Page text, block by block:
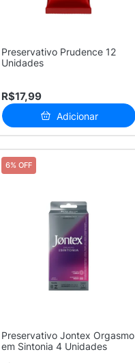
Preservativo Prudence 12
Unidades
R$17,99
Adicionar
6% OFF
Preservativo Jontex Orgasmo
em Sintonia 4 Unidades